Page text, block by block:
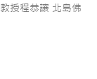
授程恭讓 北島佛